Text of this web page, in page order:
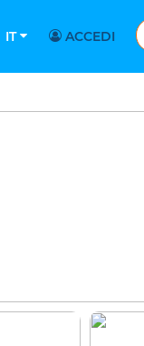
IT ACCEDI